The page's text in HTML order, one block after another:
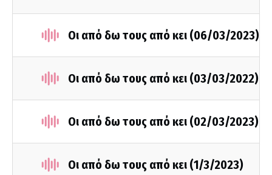
Οι από δω τους από κει (06/03/2023)
Οι από δω τους από κει (03/03/2022)
Οι από δω τους από κει (02/03/2023)
Οι από δω τους από κει (1/3/2023)